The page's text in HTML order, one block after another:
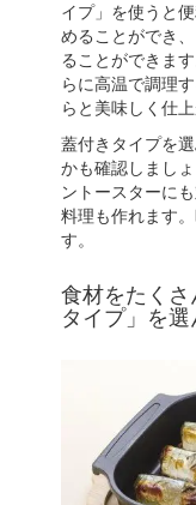
イプ」を使うと
めることができ
ることができま
らに高温で調理
らと美味しく仕上
蓋付きタイプを
かも確認しまし
ントースターに
料理も作れます
す。
食材をたく
タイプ」を選